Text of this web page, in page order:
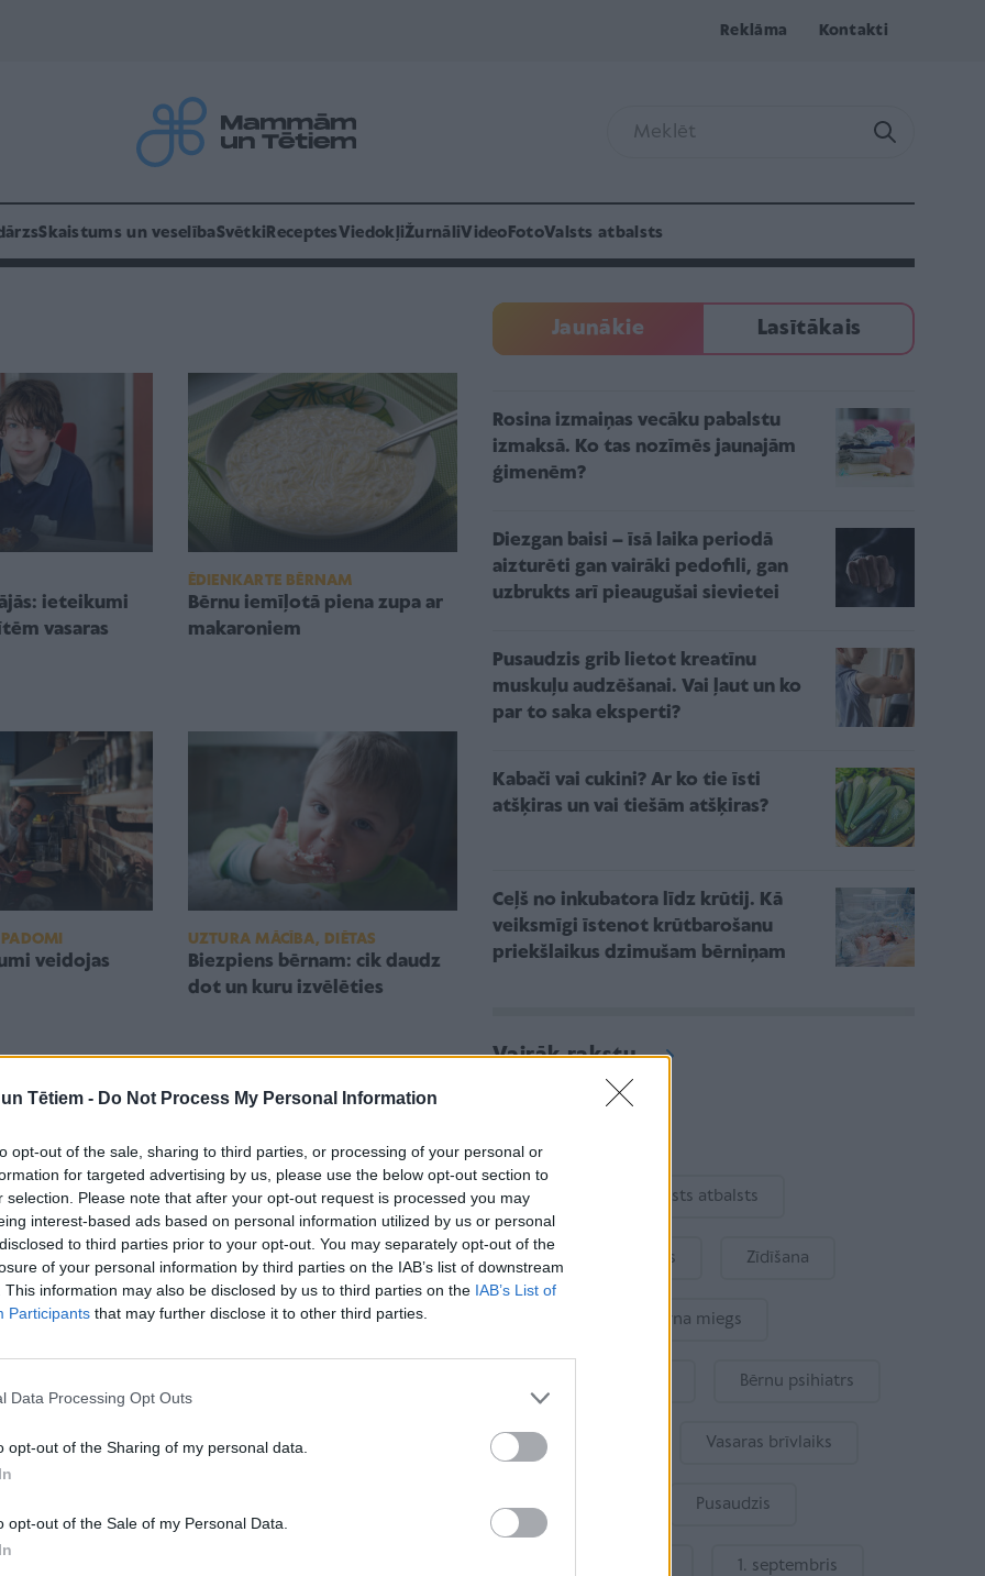
Tētiem - Do Not Process My Personal Information
opt-out of the sale, sharing to third parties, or processing of your personal or
for targeted advertising by us, please use the below opt-out section to
selection. Please note that after your opt-out request is processed you may
interest-based ads based on personal information utilized by us or personal
to third parties prior to your opt-out. You may separately opt-out of the
of your personal information by third parties on the IAB’s list of downstream
This information may also be disclosed by us to third parties on the IAB’s List of
Participants that may further disclose it to other third parties.
Data Processing Opt Outs
opt-out of the Sharing of my personal data.
opt-out of the Sale of my Personal Data.
Reklāma Kontakti
Skaistums un veselībaSvētki ReceptesViedokļiŽurnāliVideo FotoValsts atbalsts
ieteikumi
vasaras
ĒDIENKARTE BĒRNAM
Bērnu iemīļotā piena zupa ar
makaroniem
veidojas
UZTURA MĀCĪBA, DIĒTAS
Biezpiens bērnam: cik daudz
dot un kuru izvēlēties
ar sēnēm –
DĀRZS
Kurus sīpolus izvēlēties un kā
Jaunākie Lasītākais
Rosina izmaiņas vecāku pabalstu
izmaksā. Ko tas nozīmēs jaunajām
ģimenēm?
Diezgan baisi – īsā laika periodā
aizturēti gan vairāki pedofili, gan
uzbrukts arī pieaugušai sievietei
Pusaudzis grib lietot kreatīnu
muskuļu audzēšanai. Vai ļaut un ko
par to saka eksperti?
Kabači vai cukini? Ar ko tie īsti
atšķiras un vai tiešām atšķiras?
Ceļš no inkubatora līdz krūtij. Kā
veiksmīgi īstenot krūtbarošanu
priekšlaikus dzimušam bērniņam
Vairāk rakstu
Ukraina Valsts atbalsts
Kur šodien atpūsties Zīdīšana
Bērna miegs
Bērnu psihiatrs
Bērna emocijas Vasaras brīvlaiks
Bērnu drošība Pusaudzis
1. septembris